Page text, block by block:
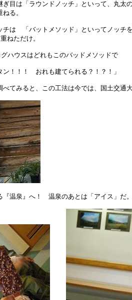
「ラウンドノッチ」といって、丸太
る。
「バットメソッド」といってノッチ
ただけ。
スはどれもこのバッドメソッドで
！　おれも建てられる？！？！」
ると、この工法は今では、国土交通
温泉』へ！　温泉のあとは「アイス」だ